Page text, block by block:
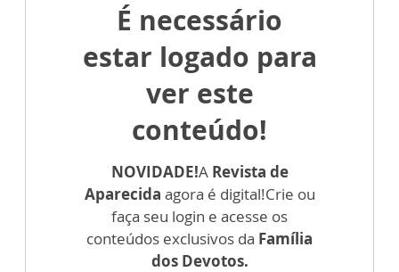
É necessário
estar logado para
ver este
conteúdo!
NOVIDADE!A Revista de
Aparecida agora é digital!Crie ou
faça seu login e acesse os
conteúdos exclusivos da Família
dos Devotos.